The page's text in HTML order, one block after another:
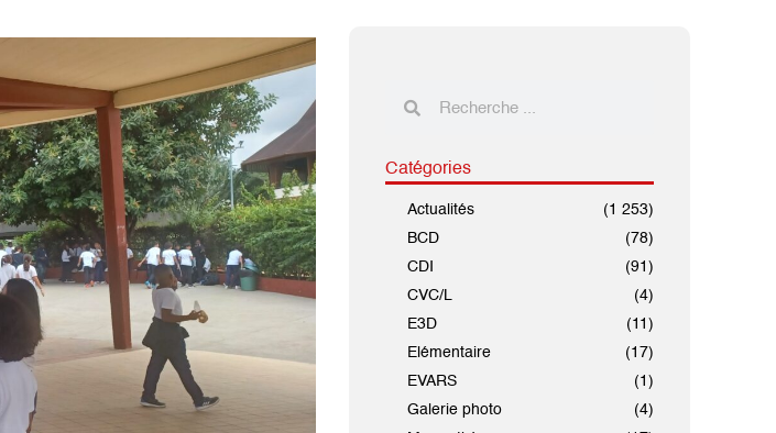
Catégories
Actualités
(1 253)
BCD
(78)
CDI
(91)
CVC/L
(4)
E3D
(11)
Elémentaire
(17)
EVARS
(1)
Galerie photo
(4)